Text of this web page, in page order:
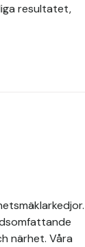
resultatet,
närhet. Våra